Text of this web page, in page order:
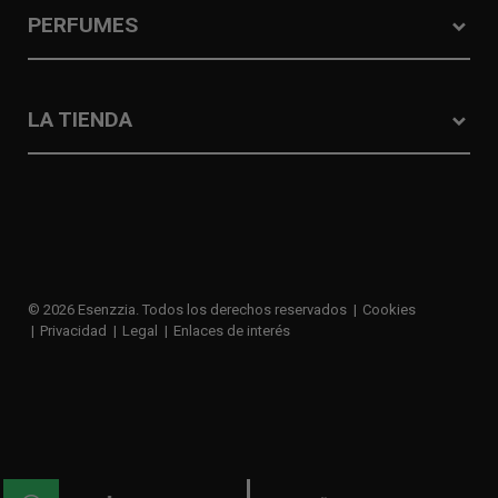
PERFUMES
LA TIENDA
© 2026 Esenzzia. Todos los derechos reservados
Cookies
Privacidad
Legal Enlaces de interés